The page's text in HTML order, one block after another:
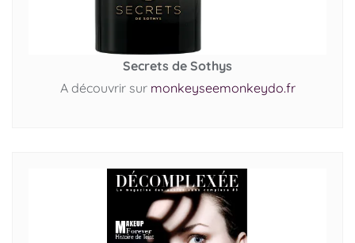
Secrets de Sothys
A découvrir sur monkeyseemonkeydo.fr